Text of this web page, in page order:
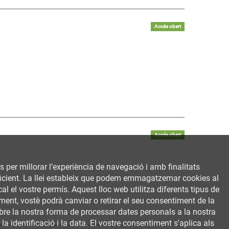
Accés obert
Accés obert
millorar l’experiència de navegació i amb finalitats
La llei estableix que podem emmagatzemar cookies al
el vostre permís. Aquest lloc web utilitza diferents tipus de
vostè podrà canviar o retirar el seu consentiment de la
la nostra forma de processar dates personals a la nostra
identificació i la data. El vostre consentiment s'aplica als